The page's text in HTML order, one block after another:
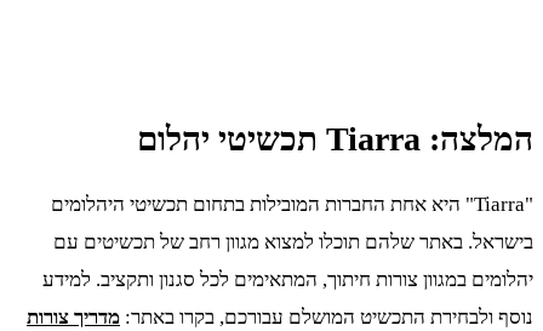
המלצה: Tiarra תכשיטי יהלום
"Tiarra" היא אחת החברות המובילות בתחום תכשיטי היהלומים
בישראל. באתר שלהם תוכלו למצוא מגוון רחב של תכשיטים עם
יהלומים במגוון צורות חיתוך, המתאימים לכל סגנון ותקציב. למידע
נוסף ולבחירת התכשיט המושלם עבורכם, בקרו באתר: מדריך צורות